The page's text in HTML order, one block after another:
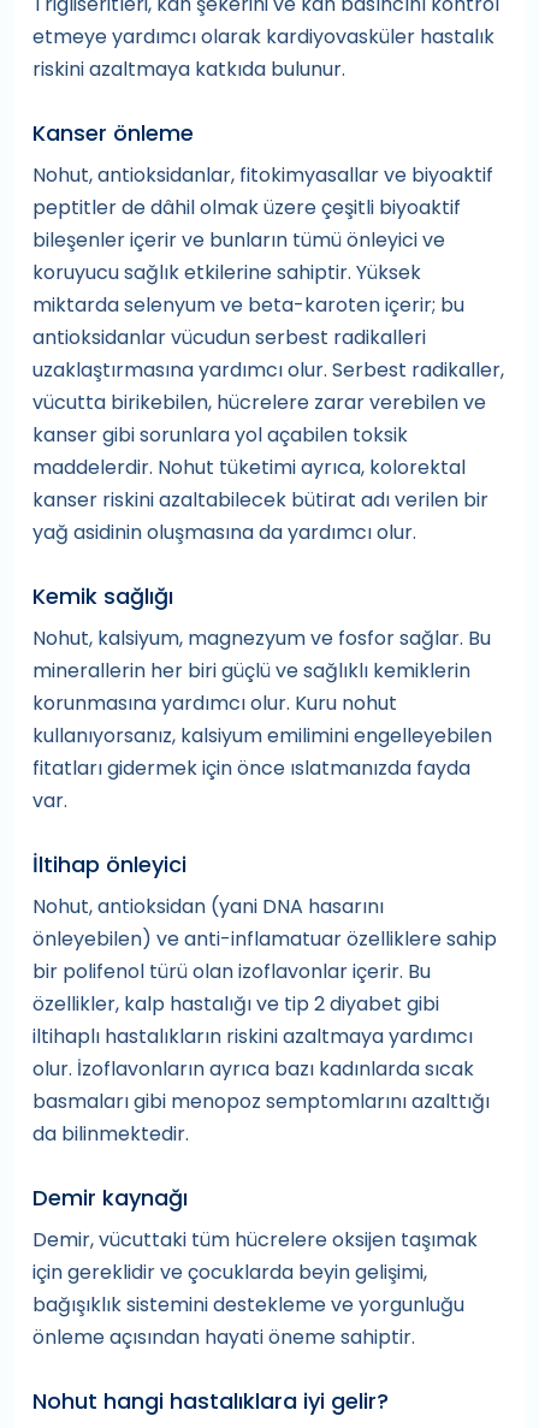
etmeye yardımcı olarak kardiyovasküler hastalık
riskini azaltmaya katkıda bulunur.
Kanser önleme
Nohut, antioksidanlar, fitokimyasallar ve biyoaktif
peptitler de dâhil olmak üzere çeşitli biyoaktif
bileşenler içerir ve bunların tümü önleyici ve
koruyucu sağlık etkilerine sahiptir. Yüksek
miktarda selenyum ve beta-karoten içerir; bu
antioksidanlar vücudun serbest radikalleri
uzaklaştırmasına yardımcı olur. Serbest radikaller,
vücutta birikebilen, hücrelere zarar verebilen ve
kanser gibi sorunlara yol açabilen toksik
maddelerdir. Nohut tüketimi ayrıca, kolorektal
kanser riskini azaltabilecek bütirat adı verilen bir
yağ asidinin oluşmasına da yardımcı olur.
Kemik sağlığı
Nohut, kalsiyum, magnezyum ve fosfor sağlar. Bu
minerallerin her biri güçlü ve sağlıklı kemiklerin
korunmasına yardımcı olur. Kuru nohut
kullanıyorsanız, kalsiyum emilimini engelleyebilen
fitatları gidermek için önce ıslatmanızda fayda
var.
İltihap önleyici
Nohut, antioksidan (yani DNA hasarını
önleyebilen) ve anti-inflamatuar özelliklere sahip
bir polifenol türü olan izoflavonlar içerir. Bu
özellikler, kalp hastalığı ve tip 2 diyabet gibi
iltihaplı hastalıkların riskini azaltmaya yardımcı
olur. İzoflavonların ayrıca bazı kadınlarda sıcak
basmaları gibi menopoz semptomlarını azalttığı
da bilinmektedir.
Demir kaynağı
Demir, vücuttaki tüm hücrelere oksijen taşımak
için gereklidir ve çocuklarda beyin gelişimi,
bağışıklık sistemini destekleme ve yorgunluğu
önleme açısından hayati öneme sahiptir.
Nohut hangi hastalıklara iyi gelir?